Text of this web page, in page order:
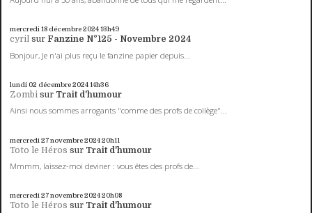
mercredi 18 décembre 202413h49
cyril sur Fanzine N°125 - Novembre 2024
Bonjour, Je n'ai plus reçu le fanzine papier depuis...
lundi 02 décembre 202414h36
Zombi sur Trait d'humour
Ainsi nous sommes arrogants "comme des profs de collège"...
mercredi 27novembre 202420h11
Toto le Héros sur Trait d'humour
Mmmm, laissez-moi deviner : vous êtes des profs de...
mercredi 27novembre 202420h08
Toto le Héros sur Trait d'humour